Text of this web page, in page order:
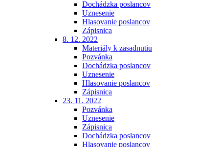
Dochádzka poslancov
Uznesenie
Hlasovanie poslancov
Zápisnica
8. 12. 2022
Materiály k zasadnutiu
Pozvánka
Dochádzka poslancov
Uznesenie
Hlasovanie poslancov
Zápisnica
23. 11. 2022
Pozvánka
Uznesenie
Zápisnica
Dochádzka poslancov
Hlasovanie poslancov